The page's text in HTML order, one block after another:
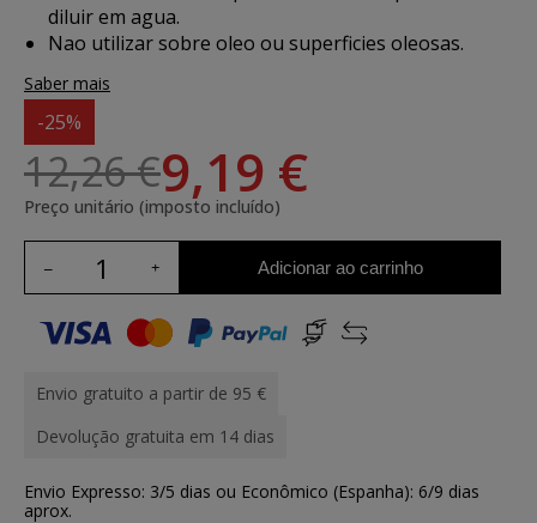
diluir em agua.
Nao utilizar sobre oleo ou superficies oleosas.
Saber mais
-25%
12,26 €9,19 €
Preço unitário (imposto incluído)
Adicionar ao carrinho
Envio gratuito a partir de 95 €
Devolução gratuita em 14 dias
Envio Expresso: 3/5 dias ou Econômico (Espanha): 6/9 dias
aprox.